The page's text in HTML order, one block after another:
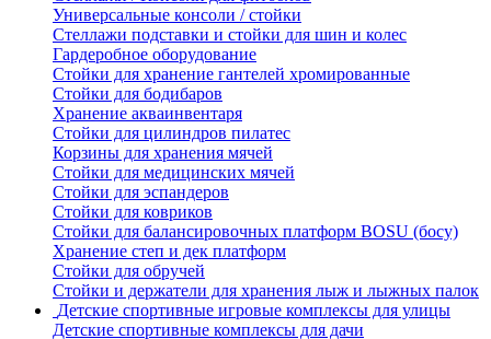
Универсальные консоли / стойки
Стеллажи подставки и стойки для шин и колес
Гардеробное оборудование
Стойки для хранение гантелей хромированные
Стойки для бодибаров
Хранение акваинвентаря
Стойки для цилиндров пилатес
Корзины для хранения мячей
Стойки для медицинских мячей
Стойки для эспандеров
Стойки для ковриков
Стойки для балансировочных платформ BOSU (босу)
Хранение степ и дек платформ
Стойки для обручей
Стойки и держатели для хранения лыж и лыжных палок
Детские спортивные игровые комплексы для улицы
Детские спортивные комплексы для дачи